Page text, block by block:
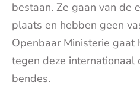
bestaan. Ze gaan van de
plaats en hebben geen
Openbaar Ministerie gaat
tegen deze internationaal
bendes.